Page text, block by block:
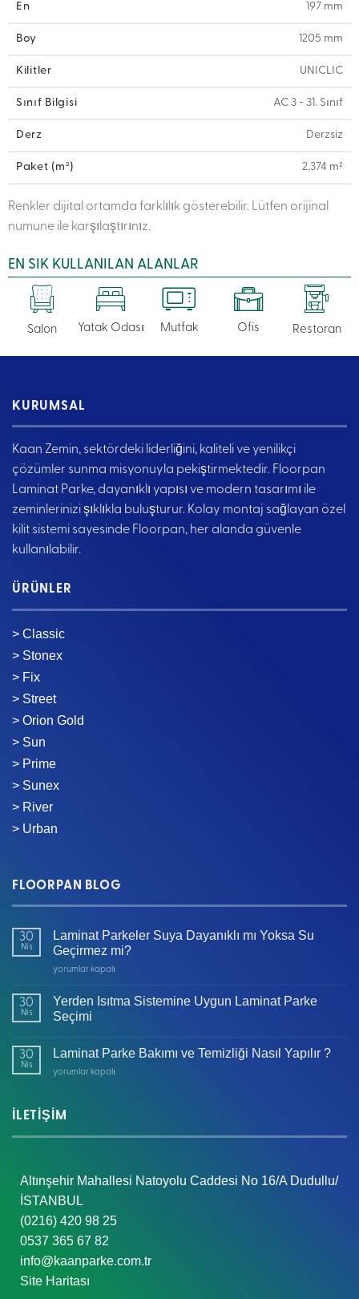
En 197 mm
Boy 1205 mm
Kilitler UNICLIC
Sınıf Bilgisi AC 3 - 31. Sınıf
Derz Derzsiz
Paket (m²) 2,374 m²
Renkler dijital ortamda farklılık gösterebilir. Lütfen orijinal
numune ile karşılaştırınız.
EN SIK KULLANILAN ALANLAR
Salon Yatak Odası Mutfak Ofis Restoran
KURUMSAL
Kaan Zemin, sektördeki liderliğini, kaliteli ve yenilikçi
çözümler sunma misyonuyla pekiştirmektedir. Floorpan
Laminat Parke, dayanıklı yapısı ve modern tasarımı ile
zeminlerinizi şıklıkla buluşturur. Kolay montaj sağlayan özel
kilit sistemi sayesinde Floorpan, her alanda güvenle
kullanılabilir.
ÜRÜNLER
> Classic
> Stonex
> Fix
> Street
> Orion Gold
> Sun
> Prime
> Sunex
> River
> Urban
FLOORPAN BLOG
30
Nis
Laminat Parkeler Suya Dayanıklı mı Yoksa Su
Geçirmez mi?
Laminat
Suya
Dayanıklı
Su
mi?
yorumlar kapalı
30
Nis
Yerden Isıtma Sistemine Uygun Laminat Parke
Seçimi
30
Nis
Laminat Parke Bakımı ve Temizliği Nasıl Yapılır ?
Laminat
ve
Nasıl
için
yorumlar kapalı
İLETİŞİM
Altınşehir Mahallesi Natoyolu Caddesi No 16/A Dudullu/
İSTANBUL
(0216) 420 98 25
0537 365 67 82
info@kaanparke.com.tr
Site Haritası